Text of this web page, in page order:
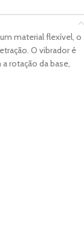
material flexível, o
O vibrador é
rotação da base,